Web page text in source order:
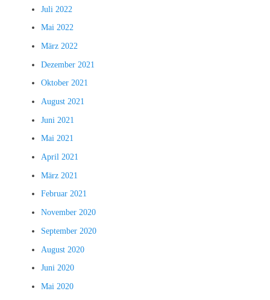
Juli 2022
Mai 2022
März 2022
Dezember 2021
Oktober 2021
August 2021
Juni 2021
Mai 2021
April 2021
März 2021
Februar 2021
November 2020
September 2020
August 2020
Juni 2020
Mai 2020